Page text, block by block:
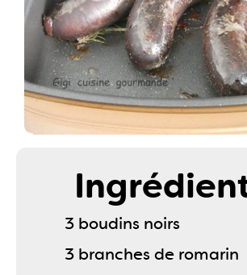
3 boudins noirs
3 branches de romarin